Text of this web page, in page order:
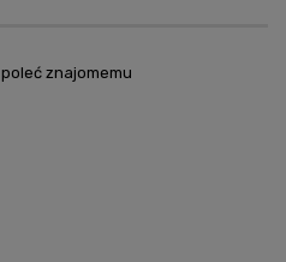
poleć znajomemu